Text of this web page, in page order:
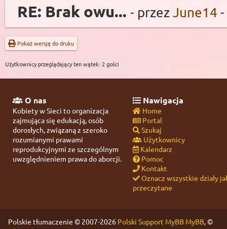
RE: Brak owu... - przezJune14
Pokaż wersję do druku
Użytkownicy przeglądający ten wątek: 2 gości
O nas
Kobiety w Sieci to organizacja
zajmująca się edukacją, osób
dorosłych, związaną z szeroko
rozumianymi prawami
reprodukcyjnymi ze szczególnym
uwzględnieniem prawa do aborcji.
Nawigacja
Home
Portal
Szukaj
Użytkownicy
Kalendarz
Pomoc
Kontakt
Oznacz wszystkie działy
przeczytane
Polskie tłumaczenie © 2007-2026 Polski Support MyBB MyBB, ©